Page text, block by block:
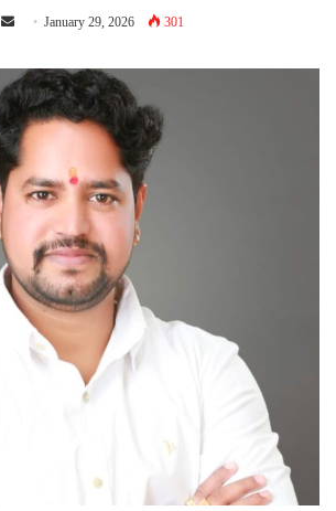
Send
email
January 29, 2026 301